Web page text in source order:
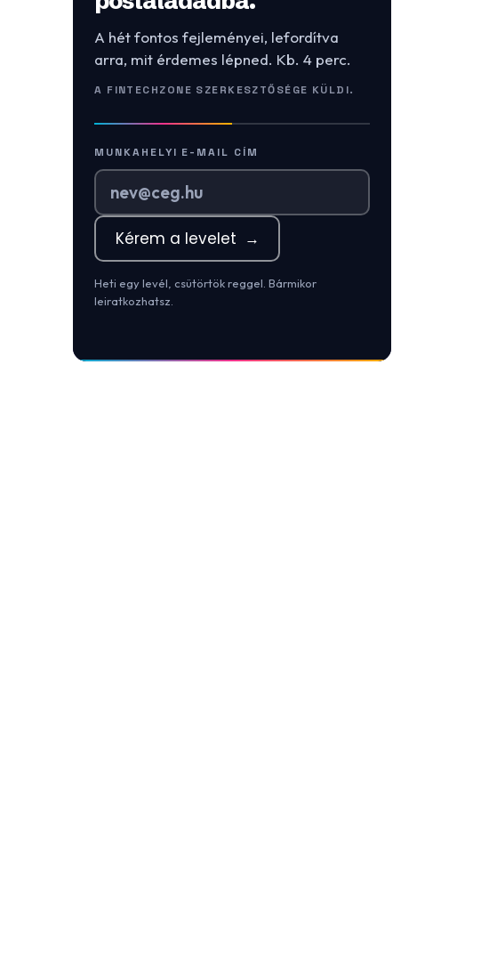
A hét fontos fejleményei, lefordítva
arra, mit érdemes lépned. Kb. 4 perc.
A FINTECHZONE SZERKESZTŐSÉGE KÜLDI.
MUNKAHELYI E-MAIL CÍM
Kérem a levelet →
Heti egy levél, csütörtök reggel. Bármikor
leiratkozhatsz.